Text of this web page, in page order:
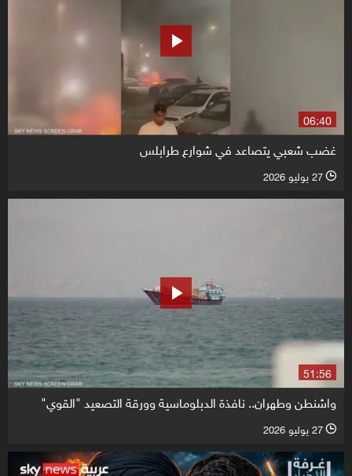
06:40
غضب شعبي يتصاعد في شوارع طرابلس
l 27 يوليو 2026
51:56
واشنطن وطهران.. نافذة الدبلوماسية وورقة التصعيد "القوي"
l 27 يوليو 2026